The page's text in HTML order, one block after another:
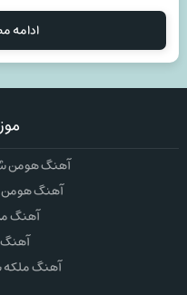
ادامه
آهنگ هومن
آهنگ هومن
آهنگ
آهنگ ملکه